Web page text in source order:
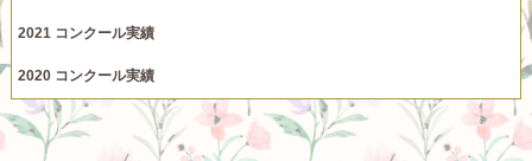
2021 コンクール実績
2020 コンクール実績